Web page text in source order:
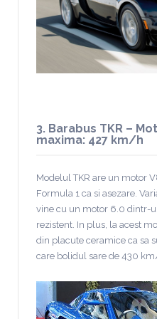
3. Barabus TKR –
maxima: 427 km/h
Modelul TKR are un motor
Formula 1 ca si asezare.
vine cu un motor 6.0 dintr-
rezistent. In plus, la acest
din placute ceramice ca sa
care bolidul sare de 430